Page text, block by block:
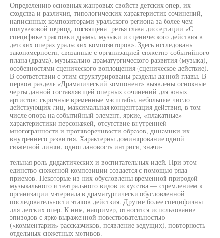
Определению основных жанровых свойств детских опер, их
сходства и различия, типологических характеристик сочинений,
написанных композиторами уральского региона за более чем
полувековой период, посвящена третья глава диссертации «О
специфике трактовки драмы, музыки и сценического действия в
детских операх уральских композиторов». Здесь исследованы
закономерности, связанные с организацией сюжетно-событийного
плана (драма), музыкально-драматургического развития (музыка),
особенностями сценического воплощения (сценическое действие).
В соответствии с этим структурированы разделы данной главы. В
первом разделе «Драматический компонент» выявлены основные
черты данной составляющей оперных сочинений для юных
артистов: скромные временные масштабы, небольшое число
действующих лиц, максимальная концентрация действия, в том
числе опора на событийный элемент, яркие, «плакатные»
характеристики персонажей, отсутствие внутренней
многогранности и противоречивости образов, динамики их
внутреннего развития. Характерны доминирование одной
сюжетной линии, одноплановость интриги, значи-
тельная роль дидактических и воспитательных идей. При этом
единство сюжетной композиции создается с помощью ряда
приемов. Некоторые из них обусловлены временной природой
музыкального и театрального видов искусства — стремлением к
организации материала в драматургически обусловленной
последовательности этапов действия. Другие более специфичны
для детских опер. К ним, например, относится использование
эпизодов с ярко выраженной повествовательностью
(«комментарии» рассказчиков, появление ведущих), повторность
отдельных сюжетных мотивов.